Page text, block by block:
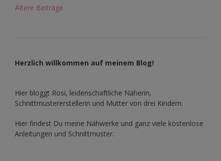
Beitragsnavigation
Ältere Beiträge
Herzlich willkommen auf meinem Blog!
Hier bloggt Rosi, leidenschaftliche Näherin,
Schnittmustererstellerin und Mutter von drei Kindern.
Hier findest Du meine Nähwerke und ganz viele kostenlose
Anleitungen und Schnittmuster.